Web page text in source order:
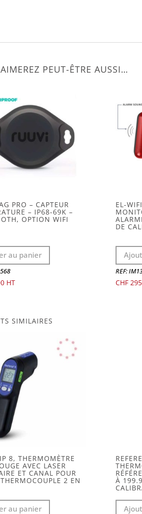
PEUT-ÊTRE AUSSI…
PRO – CAPTEUR
– IP68-69K –
OPTION WIFI
au panier
EL-
DE
REF:
CHF
SIMILAIRES
8, THERMOMÈTRE
AVEC LASER
ET CANAL POUR
2 EN
au panier
À